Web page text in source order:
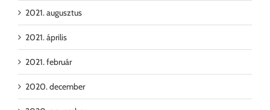
2021. augusztus
2021. április
2021. február
2020. december